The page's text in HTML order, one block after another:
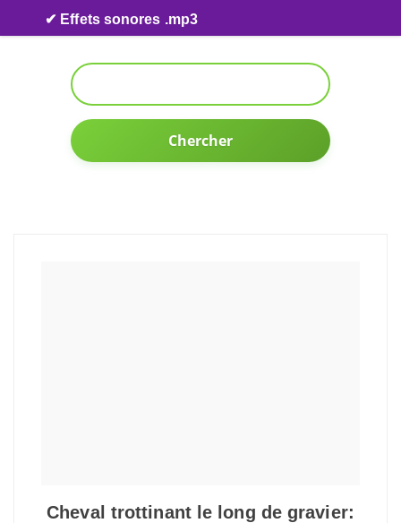
Skip to content
✔ Effets sonores .mp3
Chercher
Cheval trottinant le long de gravier: